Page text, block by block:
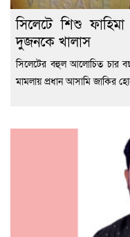
সিলেটে শিশু
দুজনকে খালাস
সিলেটের বহুল আলোচিত চার
মামলায় প্রধান আসামি জাকির